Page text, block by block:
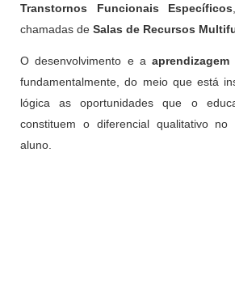
Transtornos Funcionais Específicos
chamadas de Salas de Recursos
O desenvolvimento e aaprendizagem
fundamentalmente, do meio que está
lógica as oportunidades que o
constituem o diferencial qualitativo no
aluno.